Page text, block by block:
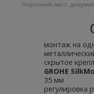
Опросный лист,
монтаж на
скрытое
GROHE
35 мм
регулировка